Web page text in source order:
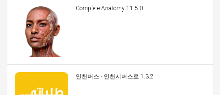
Complete Anatomy 11.5.0
인천버스 - 인천시버스로 1.3.2